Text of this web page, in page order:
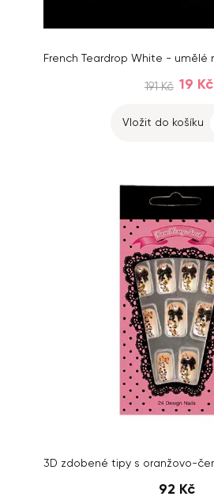
191 Kč 19 Kč
Vložit do košíku
92 Kč